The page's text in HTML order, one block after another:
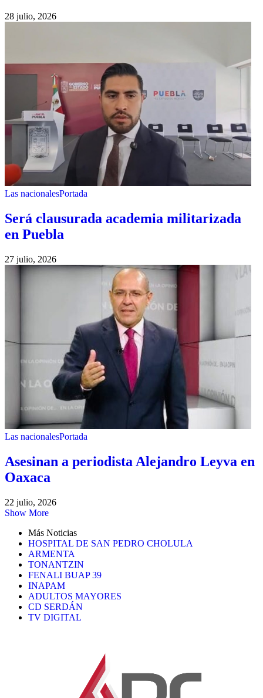
28 julio, 2026
Las nacionalesPortada
Será clausurada academia militarizada
en Puebla
27 julio, 2026
Las nacionalesPortada
Asesinan a periodista Alejandro Leyva en
Oaxaca
22 julio, 2026
Show More
Más Noticias
HOSPITAL DE SAN PEDRO CHOLULA
ARMENTA
TONANTZIN
FENALI BUAP 39
INAPAM
ADULTOS MAYORES
CD SERDÁN
TV DIGITAL